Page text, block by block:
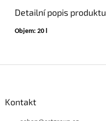
Detailní popis produktu
Objem: 20 l
Kontakt